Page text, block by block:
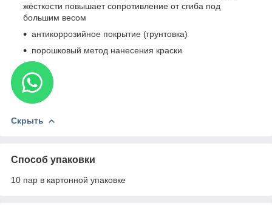
жёсткости повышает сопротивление от сгиба под
большим весом
антикоррозийное покрытие (грунтовка)
порошковый метод нанесения краски
Скрыть
Способ упаковки
10 пар в картонной упаковке